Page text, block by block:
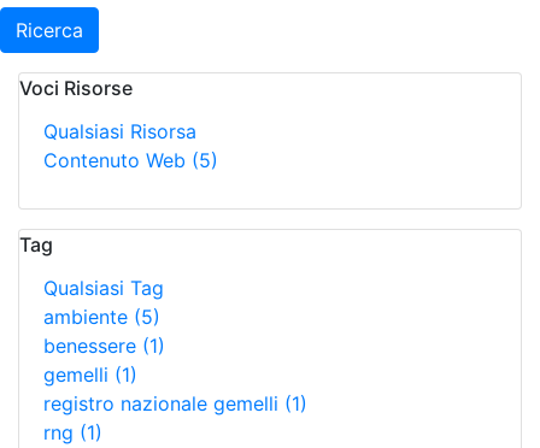
Ricerca
Voci Risorse
Qualsiasi Risorsa
Contenuto Web (5)
Tag
Qualsiasi Tag
ambiente (5)
benessere (1)
gemelli (1)
registro nazionale gemelli (1)
rng (1)